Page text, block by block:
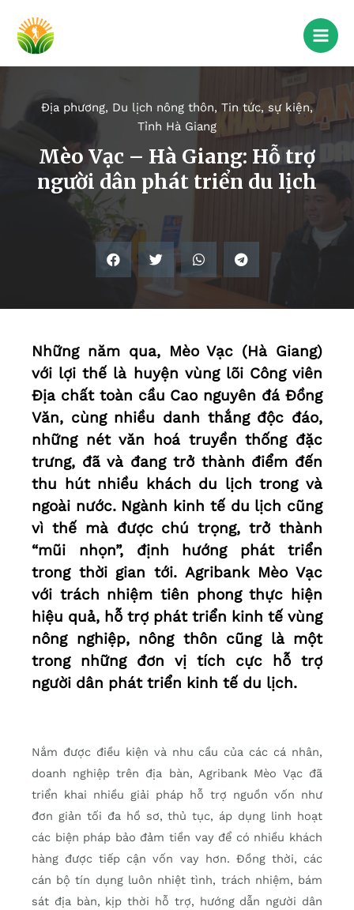
Địa phương, Du lịch nông thôn, Tin tức, sự kiện,
Tỉnh Hà Giang
Mèo Vạc – Hà Giang: Hỗ trợ
người dân phát triển du lịch
Những năm qua, Mèo Vạc (Hà Giang)
với lợi thế là huyện vùng lõi Công viên
Địa chất toàn cầu Cao nguyên đá Đồng
Văn, cùng nhiều danh thắng độc đáo,
những nét văn hoá truyền thống đặc
trưng, đã và đang trở thành điểm đến
thu hút nhiều khách du lịch trong và
ngoài nước. Ngành kinh tế du lịch cũng
vì thế mà được chú trọng, trở thành
“mũi nhọn”, định hướng phát triển
trong thời gian tới. Agribank Mèo Vạc
với trách nhiệm tiên phong thực hiện
hiệu quả, hỗ trợ phát triển kinh tế vùng
nông nghiệp, nông thôn cũng là một
trong những đơn vị tích cực hỗ trợ
người dân phát triển kinh tế du lịch.
Nắm được điều kiện và nhu cầu của các cá nhân,
doanh nghiệp trên địa bàn, Agribank Mèo Vạc đã
triển khai nhiều giải pháp hỗ trợ nguồn vốn như
đơn giản tối đa hồ sơ, thủ tục, áp dụng linh hoạt
các biện pháp bảo đảm tiền vay để có nhiều khách
hàng được tiếp cận vốn vay hơn. Đồng thời, các
cán bộ tín dụng luôn nhiệt tình, trách nhiệm, bám
sát địa bàn, kịp thời hỗ trợ, hướng dẫn người dân